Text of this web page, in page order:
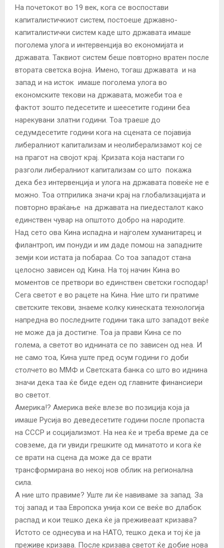
На почетокот во 19 век, кога се воспостави
капиталистичкиот систем, постоеше државно-
капиталистички систем каде што државата имаше
поголема улога и интервенција во економијата и
државата. Таквиот систем беше повторно вратен после
втората светска војна. Имено, тогаш државата и на
запад и на исток имаше поголема улога во
економските текови на државата, можеби тоа е
фактот зошто педесетите и шеесетите години беа
нарекувани златни години. Тоа траеше до
седумдесетите години кога на сцената се појавија
либералниот капитализам и неолиберализамот кој се
на прагот на својот крај. Кризата која настапи го
разголи либералниот капитализам со што покажа
дека без интервенција и улога на државата повеќе не е
можно. Тоа отприлика значи крај на глобализацијата и
повторно враќање на државата на пиедесталот како
единствен чувар на општото добро на народите.
Над сето ова Кина испадна и најголем хуманитарец и
филантроп, им понуди и им даде помош на западните
земји кои истата ја побараа. Со тоа западот стана
целосно зависен од Кина. На тој начин Кина во
моментов се претвори во единствен светски господар!
Сега светот е во рацете на Кина. Ние што ги пратиме
светските текови, знаеме колку кинеската технологија
напредна во последните години така што западот веќе
не може да ја достигне. Тоа ја прави Кина се по
голема, а светот во иднината се по зависен од неа. И
не само тоа, Кина уште пред осум години го доби
столчето во ММФ и Светската банка со што во иднина
значи дека таа ќе биде еден од главните финансиери
во светот.
Америка!? Америка веќе влезе во позиција која ја
имаше Русија во деведесетите години после пропаста
на СССР и социјализмот. На неа ќе и треба време да се
совземе, да ги увиди грешките од минатото и кога ќе
се врати на сцена да може да се врати
трансформирана во некој нов облик на регионална
сила.
А ние што правиме? Уште ли ќе навиваме за запад. За
тој запад и таа Европска унија кои се веќе во длабок
распад и кои тешко дека ќе ја преживеаат кризава?
Истото се однесува и на НАТО, тешко дека и тој ќе ја
преживе кризава. После кризава светот ќе добие нова